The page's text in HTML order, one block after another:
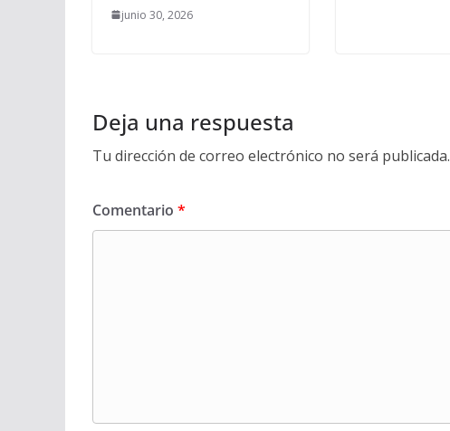
junio 30, 2026
Deja una respuesta
Tu dirección de correo electrónico no será publicada.
Comentario *